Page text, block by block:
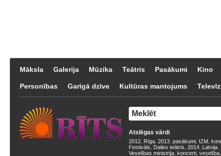
Māksla Galerija Mūzika Teātris Pasākumi Kino
Personības Garīgā dzīve Kultūras mantojums
Atslēgas vārdi
2012 Rīga 2013 pasākumi IZM
Festivāls
Dailes teātris 2014 Latvija
Veselības ministrija koncerti veselība